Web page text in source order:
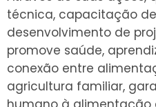
técnica, capacitação
desenvolvimento de
promove saúde,
conexão entre
agricultura familiar,